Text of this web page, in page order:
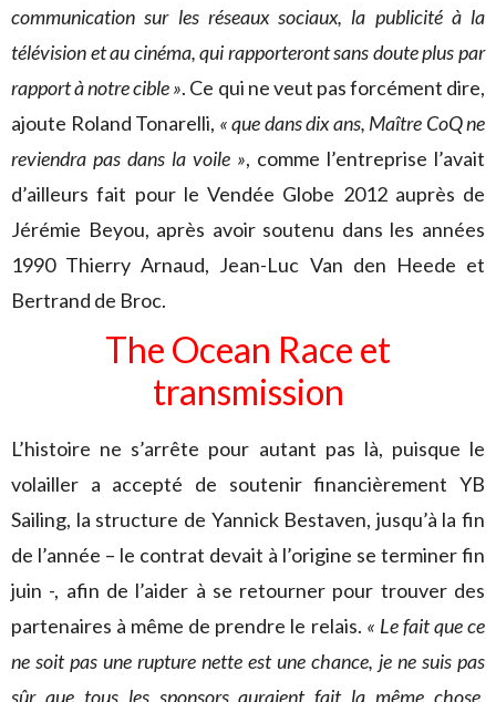
communication sur les réseaux sociaux, la publicité à la
télévision et au cinéma, qui rapporteront sans doute plus par
rapport à notre cible ». Ce qui ne veut pas forcément dire,
ajoute Roland Tonarelli, « que dans dix ans, Maître CoQ ne
reviendra pas dans la voile », comme l’entreprise l’avait
d’ailleurs fait pour le Vendée Globe 2012 auprès de
Jérémie Beyou, après avoir soutenu dans les années
1990 Thierry Arnaud, Jean-Luc Van den Heede et
Bertrand de Broc.
The Ocean Race et
transmission
L’histoire ne s’arrête pour autant pas là, puisque le
volailler a accepté de soutenir financièrement YB
Sailing, la structure de Yannick Bestaven, jusqu’à la fin
de l’année – le contrat devait à l’origine se terminer fin
juin -, afin de l’aider à se retourner pour trouver des
partenaires à même de prendre le relais. « Le fait que ce
ne soit pas une rupture nette est une chance, je ne suis pas
sûr que tous les sponsors auraient fait la même chose